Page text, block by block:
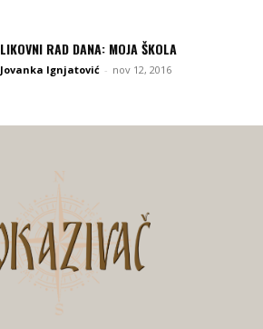
LIKOVNI RAD DANA: MOJA ŠKOLA
Jovanka Ignjatović - nov 12, 2016